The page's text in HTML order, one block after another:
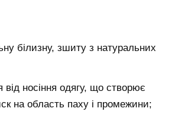
білизну, зшиту з натуральних
від носіння одягу, що створює
на область паху і промежини;